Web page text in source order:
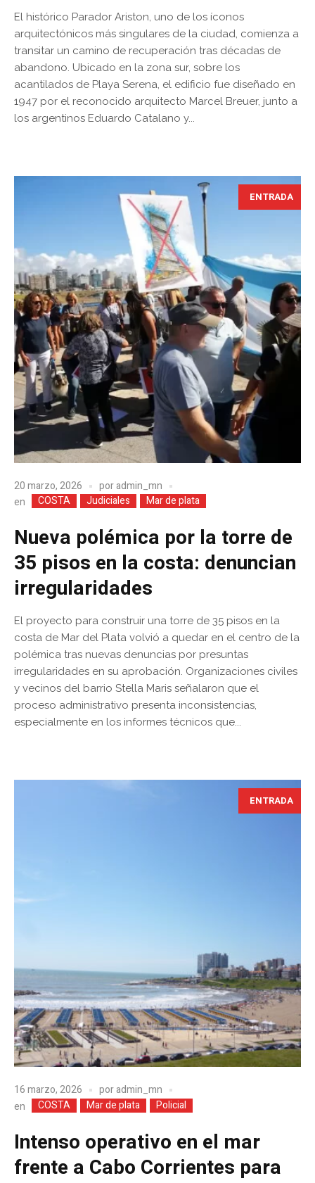
El histórico Parador Ariston, uno de los íconos
arquitectónicos más singulares de la ciudad, comienza a
transitar un camino de recuperación tras décadas de
abandono. Ubicado en la zona sur, sobre los
acantilados de Playa Serena, el edificio fue diseñado en
1947 por el reconocido arquitecto Marcel Breuer, junto a
los argentinos Eduardo Catalano y...
ENTRADA
20 marzo, 2026 poradmin_mn
en
COSTA Judiciales Mar de plata
Nueva polémica por la torre de
35 pisos en la costa: denuncian
irregularidades
El proyecto para construir una torre de 35 pisos en la
costa de Mar del Plata volvió a quedar en el centro de la
polémica tras nuevas denuncias por presuntas
irregularidades en su aprobación. Organizaciones civiles
y vecinos del barrio Stella Maris señalaron que el
proceso administrativo presenta inconsistencias,
especialmente en los informes técnicos que...
ENTRADA
16 marzo, 2026 poradmin_mn
en
COSTA Mar de plata Policial
Intenso operativo en el mar
frente a Cabo Corrientes para